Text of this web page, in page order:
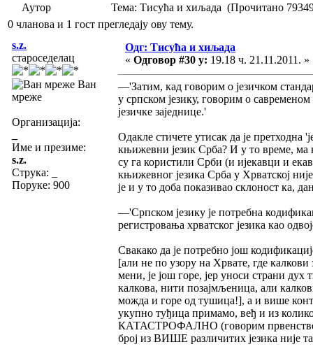
Аутор
Тема: Тисућа и хиљада (Прочитано
0 чланова и 1 гост прегледају ову тему.
s.z.
староседелац
Ван
мреже
Организација:
Име и презиме:
s.z.
Струка:
Поруке: 900
Одг: Тисућа и хиљада
« Одговор #30 у: 19.18 ч. 21.11.2011. »
—'Затим, кад говорим о језичком
у српском језику, говорим о
језичке заједнице.'
Одакле стичете утисак да је претходна
књижевни језик Срба? И у то време, ма
су га користили Срби (и ијекавци и
књижевног језика Срба у Хрватској
је и у то доба показивао склоност ка,
—'Српском језику је потребна
регистровања хрватског језика као
Свакако да је потребно још
[али не по узору на Хрвате, где
мени, је још горе, јер уноси страни
калкова, нити позајмљеница, али
можда и горе од тушица!], а и више
укупно туђица примамо, веђ и из
КАТАСТРОФАЛНО (говорим
број из ВИШЕ различитих језика није